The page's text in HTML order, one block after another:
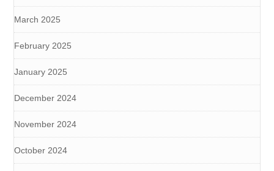
March 2025
February 2025
January 2025
December 2024
November 2024
October 2024